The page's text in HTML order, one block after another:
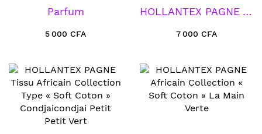
Parfum
5 000 CFA
HOLLANTEX PAGNE Africain Collection « Soft Coton » Grillage gros Bleu-Orange
7 000 CFA